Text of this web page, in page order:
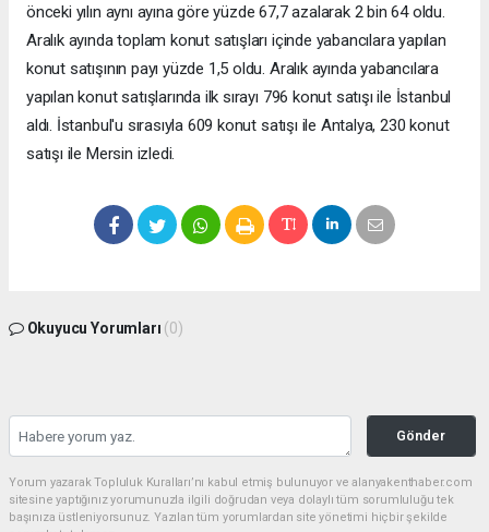
önceki yılın aynı ayına göre yüzde 67,7 azalarak 2 bin 64 oldu.
Aralık ayında toplam konut satışları içinde yabancılara yapılan
konut satışının payı yüzde 1,5 oldu. Aralık ayında yabancılara
yapılan konut satışlarında ilk sırayı 796 konut satışı ile İstanbul
aldı. İstanbul'u sırasıyla 609 konut satışı ile Antalya, 230 konut
satışı ile Mersin izledi.
Okuyucu Yorumları (0)
Gönder
Yorum yazarak Topluluk Kuralları’nı kabul etmiş bulunuyor ve alanyakenthaber.com
sitesine yaptığınız yorumunuzla ilgili doğrudan veya dolaylı tüm sorumluluğu tek
başınıza üstleniyorsunuz. Yazılan tüm yorumlardan site yönetimi hiçbir şekilde